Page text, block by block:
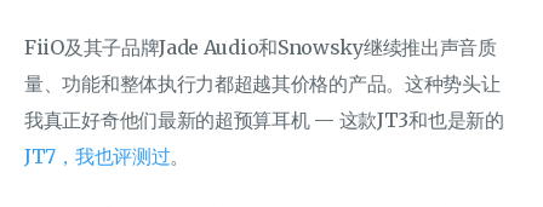
FiiO及其子品牌Jade Audio和Snowsky继续推出声音质
量、功能和整体执行力都超越其价格的产品。这种势头让
我真正好奇他们最新的超预算耳机 — 这款JT3和也是新的
JT7，我也评测过。